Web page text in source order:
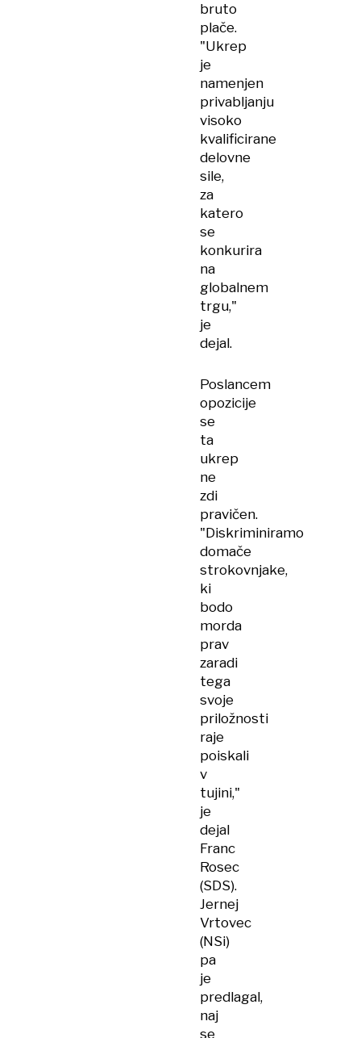
bruto
plače.
"Ukrep
je
namenjen
privabljanju
visoko
kvalificirane
delovne
sile,
za
katero
se
konkurira
na
globalnem
trgu,"
je
dejal.
Poslancem
opozicije
se
ta
ukrep
ne
zdi
pravičen.
"Diskriminiramo
domače
strokovnjake,
ki
bodo
morda
prav
zaradi
tega
svoje
priložnosti
raje
poiskali
v
tujini,"
je
dejal
Franc
Rosec
(SDS).
Jernej
Vrtovec
(NSi)
pa
je
predlagal,
naj
se